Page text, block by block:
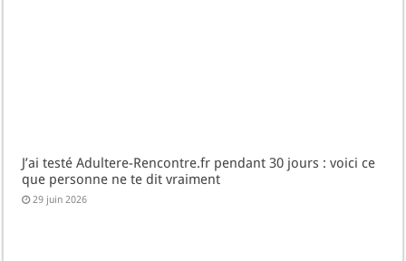
J’ai testé Adultere-Rencontre.fr pendant 30 jours : voici ce
que personne ne te dit vraiment
29 juin 2026